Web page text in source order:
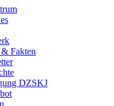
Fakten
DZSKJ